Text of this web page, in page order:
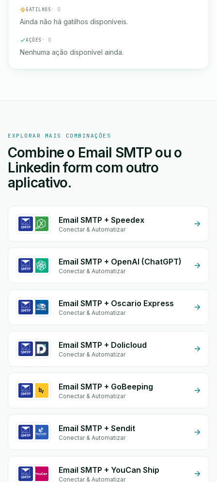
GATILHOS · 0
Ainda não há gatilhos disponíveis.
AÇÕES · 0
Nenhuma ação disponível ainda.
EXPLORAR MAIS COMBINAÇÕES
Combine o Email SMTP ou o
Linkedin form com outro
aplicativo.
Email SMTP + Speedex
Conectar & Automatizar
Email SMTP + OpenAI (ChatGPT)
Conectar & Automatizar
Email SMTP + Oscario Express
Conectar & Automatizar
Email SMTP + Dolicloud
Conectar & Automatizar
Email SMTP + GoBeeping
Conectar & Automatizar
Email SMTP + Sendit
Conectar & Automatizar
Email SMTP + YouCan Ship
Conectar & Automatizar